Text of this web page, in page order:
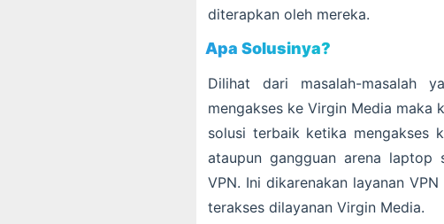
diterapkan oleh mereka.
Apa Solusinya?
Dilihat dari masalah-masalah
mengakses ke Virgin Media maka
solusi terbaik ketika mengakses
ataupun gangguan arena laptop
VPN. Ini dikarenakan layanan
terakses dilayanan Virgin Media.